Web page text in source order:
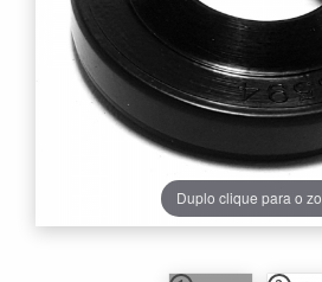
Duplo clique para o